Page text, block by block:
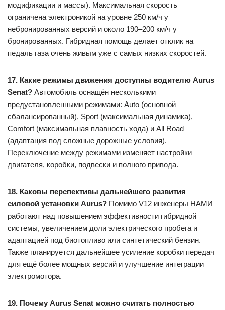
модификации и массы). Максимальная скорость
ограничена электроникой на уровне 250 км/ч у
небронированных версий и около 190–200 км/ч у
бронированных. Гибридная помощь делает отклик на
педаль газа очень живым уже с самых низких скоростей.
17. Какие режимы движения доступны водителю Aurus
Senat? Автомобиль оснащён несколькими
предустановленными режимами: Auto (основной
сбалансированный), Sport (максимальная динамика),
Comfort (максимальная плавность хода) и All Road
(адаптация под сложные дорожные условия).
Переключение между режимами изменяет настройки
двигателя, коробки, подвески и полного привода.
18. Каковы перспективы дальнейшего развития
силовой установки Aurus? Помимо V12 инженеры НАМИ
работают над повышением эффективности гибридной
системы, увеличением доли электрического пробега и
адаптацией под биотопливо или синтетический бензин.
Также планируется дальнейшее усиление коробки передач
для ещё более мощных версий и улучшение интеграции
электромотора.
19. Почему Aurus Senat можно считать полностью